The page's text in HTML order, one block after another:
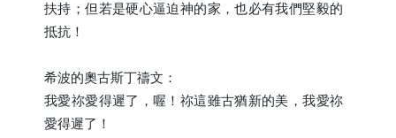
扶持；但若是硬心逼迫神的家，也必有我們堅毅的
抵抗！
希波的奧古斯丁禱文：
我愛祢愛得遲了，喔！祢這雖古猶新的美，我愛祢
愛得遲了！